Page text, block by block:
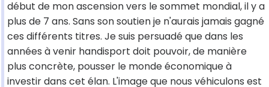
début de mon ascension vers le sommet mondial, il y a
plus de 7 ans. Sans son soutien je n'aurais jamais gagné
ces différents titres. Je suis persuadé que dans les
années à venir handisport doit pouvoir, de manière
plus concrète, pousser le monde économique à
investir dans cet élan. L'image que nous véhiculons est